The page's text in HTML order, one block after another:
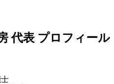
代表 プロフィール